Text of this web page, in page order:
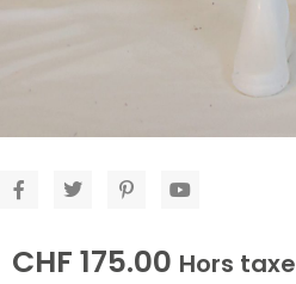
CHF 175.00 Hors taxe